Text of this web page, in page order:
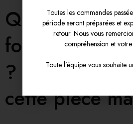
Quelles sont
fonctions
? Apprenez-
cette pièce
Toutes les commandes
période seront préparées et
retour. Nous vous
compréhension et votre
Toute l’équipe vous souhaite